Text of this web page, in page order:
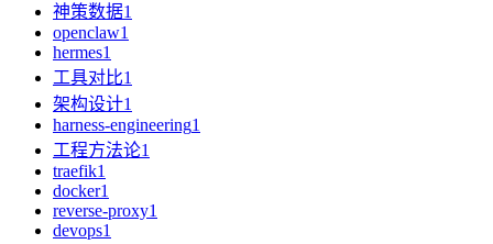
神策数据1
openclaw1
hermes1
工具对比1
架构设计1
harness-engineering1
工程方法论1
traefik1
docker1
reverse-proxy1
devops1